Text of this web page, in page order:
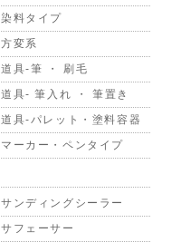
染料タイプ
方変系
道具-筆 ・ 刷毛
道具- 筆入れ ・ 筆置き
道具-パレット・塗料容器
マーカー・ペンタイプ
サンディングシーラー
サフェーサー